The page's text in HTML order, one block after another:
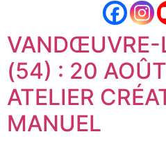
VANDŒUVRE-
(54) : 20
ATELIER
MANUEL